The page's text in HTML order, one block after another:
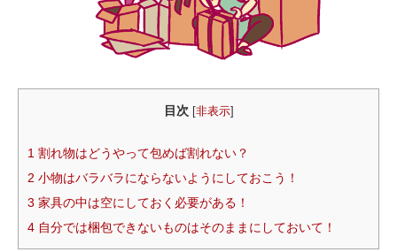
目次 [非表示]
1 割れ物はどうやって包めば割れない？
2 小物はバラバラにならないようにしておこう！
3 家具の中は空にしておく必要がある！
4 自分では梱包できないものはそのままにしておいて！